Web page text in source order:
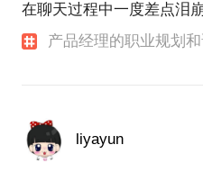
在聊天过程中一度差点泪
产品经理的职业规划
liyayun